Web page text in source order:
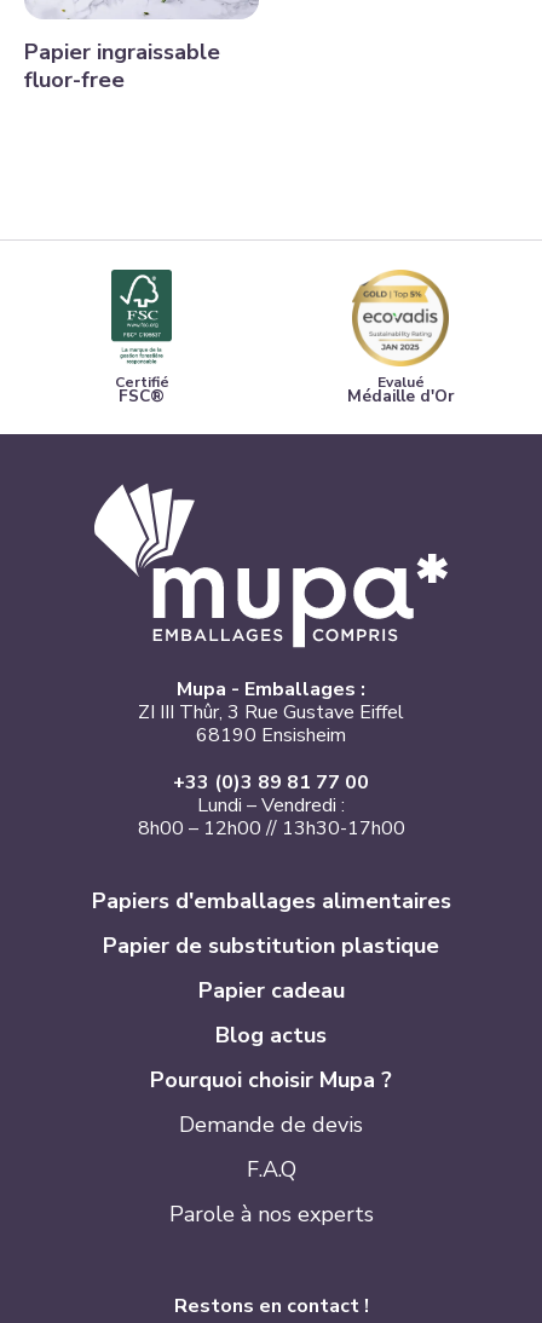
Papier ingraissable
fluor-free
Certifié
FSC®
Evalué
Médaille d'Or
Mupa - Emballages :
ZI III Thûr, 3 Rue Gustave Eiffel
68190 Ensisheim
+33 (0)3 89 81 77 00
Lundi – Vendredi :
8h00 – 12h00 // 13h30-17h00
Papiers d'emballages alimentaires
Papier de substitution plastique
Papier cadeau
Blog actus
Pourquoi choisir Mupa ?
Demande de devis
F.A.Q
Parole à nos experts
Restons en contact !